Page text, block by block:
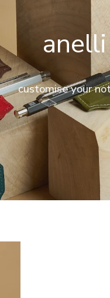
customise your